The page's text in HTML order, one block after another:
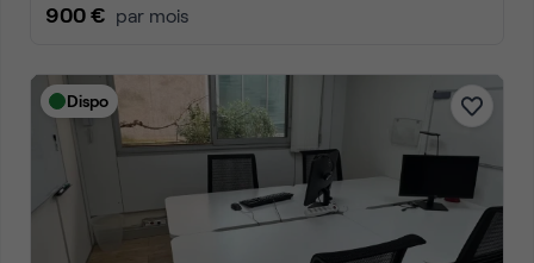
900 € par mois
Dispo